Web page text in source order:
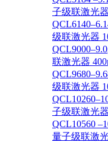
子级联激光
级联激光器
联激光器
级联激光器
子级联激光
QCL10560
量子级联激